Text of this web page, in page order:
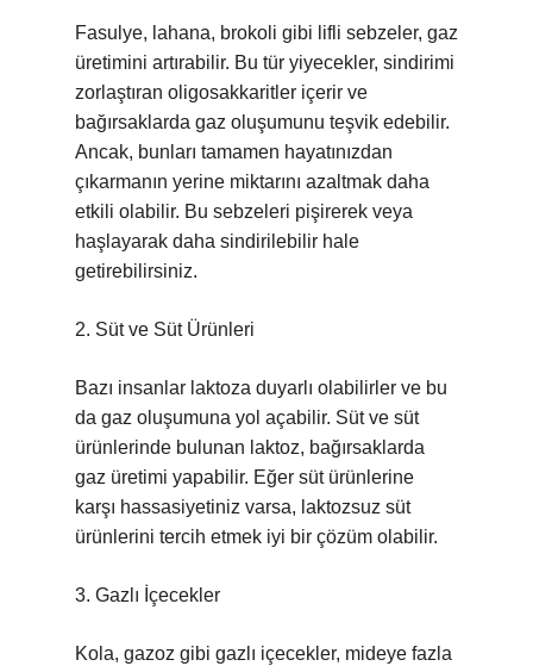
Fasulye, lahana, brokoli gibi lifli sebzeler, gaz
üretimini artırabilir. Bu tür yiyecekler, sindirimi
zorlaştıran oligosakkaritler içerir ve
bağırsaklarda gaz oluşumunu teşvik edebilir.
Ancak, bunları tamamen hayatınızdan
çıkarmanın yerine miktarını azaltmak daha
etkili olabilir. Bu sebzeleri pişirerek veya
haşlayarak daha sindirilebilir hale
getirebilirsiniz.
2. Süt ve Süt Ürünleri
Bazı insanlar laktoza duyarlı olabilirler ve bu
da gaz oluşumuna yol açabilir. Süt ve süt
ürünlerinde bulunan laktoz, bağırsaklarda
gaz üretimi yapabilir. Eğer süt ürünlerine
karşı hassasiyetiniz varsa, laktozsuz süt
ürünlerini tercih etmek iyi bir çözüm olabilir.
3. Gazlı İçecekler
Kola, gazoz gibi gazlı içecekler, mideye fazla